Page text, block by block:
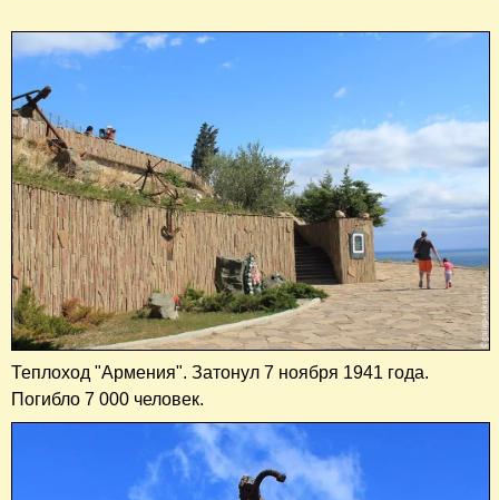
Теплоход "Армения". Затонул 7 ноября 1941 года.
Погибло 7 000 человек.